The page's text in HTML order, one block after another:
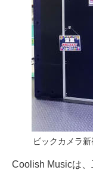
ビックカメラ
Coolish Musicは